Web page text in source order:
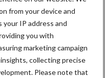
from your device and
your IP address and
you with
marketing campaign
collecting precise
Please note that
er nog heel wat andere
kunnen die maatregelen
.